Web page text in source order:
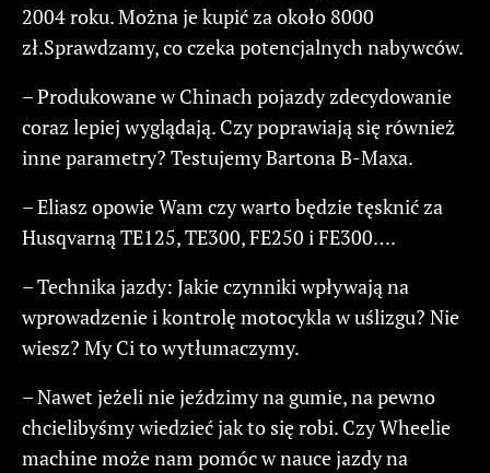
2004 roku. Można je kupić za około 8000
zł.Sprawdzamy, co czeka potencjalnych nabywców.
– Produkowane w Chinach pojazdy zdecydowanie
coraz lepiej wyglądają. Czy poprawiają się również
inne parametry? Testujemy Bartona B-Maxa.
– Eliasz opowie Wam czy warto będzie tęsknić za
Husqvarną TE125, TE300, FE250 i FE300….
– Technika jazdy: Jakie czynniki wpływają na
wprowadzenie i kontrolę motocykla w uślizgu? Nie
wiesz? My Ci to wytłumaczymy.
– Nawet jeżeli nie jeździmy na gumie, na pewno
chcielibyśmy wiedzieć jak to się robi. Czy Wheelie
machine może nam pomóc w nauce jazdy na